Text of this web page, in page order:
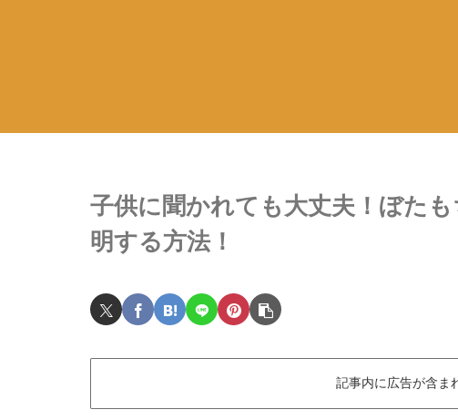
子供に聞かれても大丈夫！ぼた
明する方法！
記事内に広告が含ま